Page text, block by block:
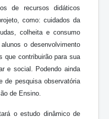
de recursos didáticos
como: cuidados da
colheita e consumo
o desenvolvimento
que contribuirão para sua
e social. Podendo ainda
de pesquisa observatória
de Ensino.
o estudo dinâmico de